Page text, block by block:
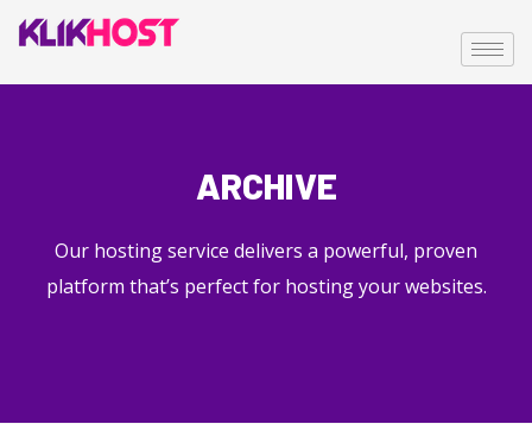
ARCHIVE
Our hosting service delivers a powerful, proven
platform that’s perfect for hosting your websites.